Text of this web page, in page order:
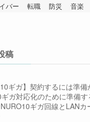
バー
転職 防災 音楽
稿
ギガ】契約するには準備
ガ対応化のために準備す
ギガ回線とLANカ